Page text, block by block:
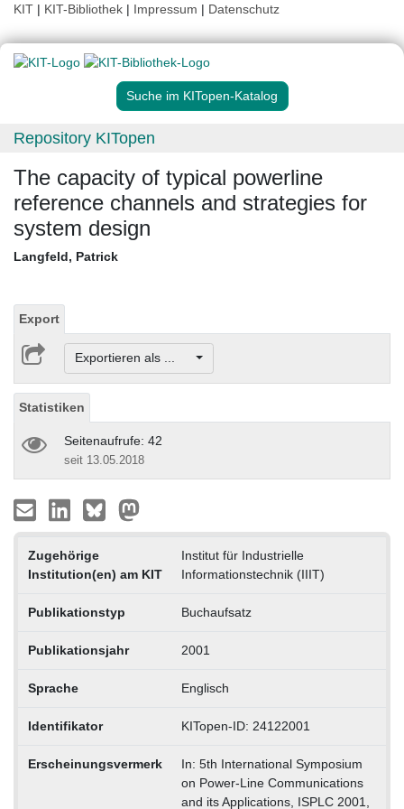
KIT | KIT-Bibliothek | Impressum | Datenschutz
Suche im KITopen-Katalog
Repository KITopen
The capacity of typical powerline
reference channels and strategies for
system design
Langfeld, Patrick
Export
Exportieren als ...
Statistiken
Seitenaufrufe: 42
seit 13.05.2018
Zugehörige
Institution(en) am KIT
Institut für Industrielle
Informationstechnik (IIIT)
Publikationstyp Buchaufsatz
Publikationsjahr 2001
Sprache Englisch
Identifikator KITopen-ID: 24122001
Erscheinungsvermerk
In: 5th International Symposium
on Power-Line Communications
and its Applications, ISPLC 2001,